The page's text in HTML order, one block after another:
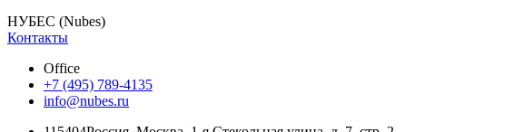
НУБЕС (Nubes)
Контакты
Office
+7 (495) 789-4135
info@nubes.ru